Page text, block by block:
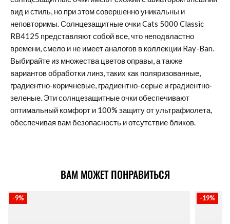
вид и стиль, но при этом совершенно уникальны и
неповторимы. Солнцезащитные очки Cats 5000 Classic
RB4125 представляют собой все, что неподвластно
времени, смело и не имеет аналогов в коллекции Ray-Ban.
Выбирайте из множества цветов оправы, а также
вариантов обработки линз, таких как поляризованные,
градиентно-коричневые, градиентно-серые и градиентно-
зеленые. Эти солнцезащитные очки обеспечивают
оптимальный комфорт и 100% защиту от ультрафиолета,
обеспечивая вам безопасность и отсутствие бликов.
ВАМ МОЖЕТ ПОНРАВИТЬСЯ
-9% -19%